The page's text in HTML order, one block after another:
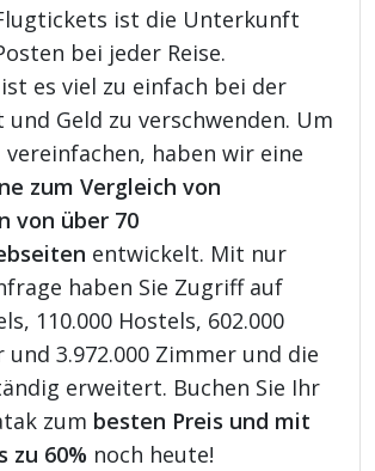
ist die Unterkunft
bei jeder Reise.
es viel zu einfach bei der
und Geld zu verschwenden. Um
vereinfachen, haben wir eine
zum Vergleich von
von über 70
entwickelt. Mit nur
haben Sie Zugriff auf
110.000 Hostels, 602.000
und 3.972.000 Zimmer und die
erweitert. Buchen Sie Ihr
zum besten Preis und mit
zu 60% noch heute!